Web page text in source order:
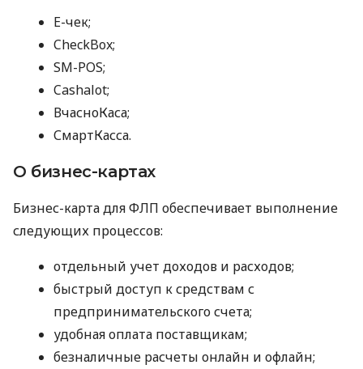
E-чек;
CheckBox;
SM-POS;
Cashalot;
ВчасноКаса;
СмартКасса.
О бизнес-картах
Бизнес-карта для ФЛП обеспечивает выполнение
следующих процессов:
отдельный учет доходов и расходов;
быстрый доступ к средствам с
предпринимательского счета;
удобная оплата поставщикам;
безналичные расчеты онлайн и офлайн;